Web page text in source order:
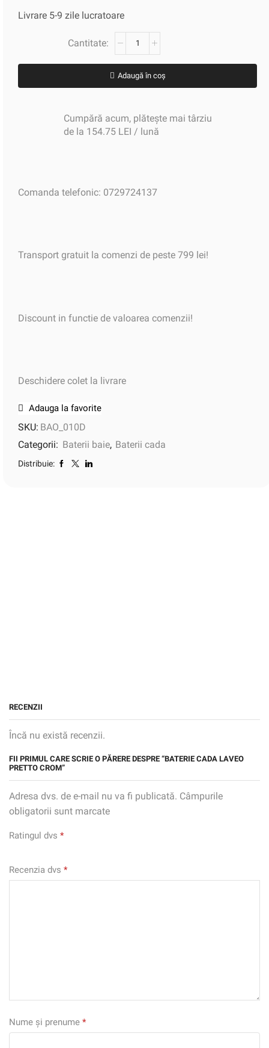
Livrare 5-9 zile lucratoare
Adaugă în coș
Cumpără acum, plătește mai târziu
de la 154.75 LEI / lună
Comanda telefonic: 0729724137
Transport gratuit la comenzi de peste 799 lei!
Discount in functie de valoarea comenzii!
Deschidere colet la livrare
Adauga la favorite
SKU: BAO_010D
Categorii: Baterii baie, Baterii cada
Distribuie:
RECENZII
Încă nu există recenzii.
FII PRIMUL CARE SCRIE O PĂRERE DESPRE “BATERIE CADA LAVEO
PRETTO CROM”
Adresa dvs. de e-mail nu va fi publicată. Câmpurile
obligatorii sunt marcate
Ratingul dvs *
Recenzia dvs *
Nume și prenume *